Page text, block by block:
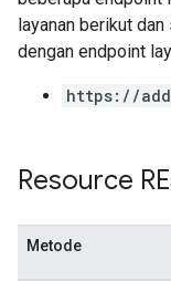
layanan berikut
dengan endpoint
https://
Resource
Metode